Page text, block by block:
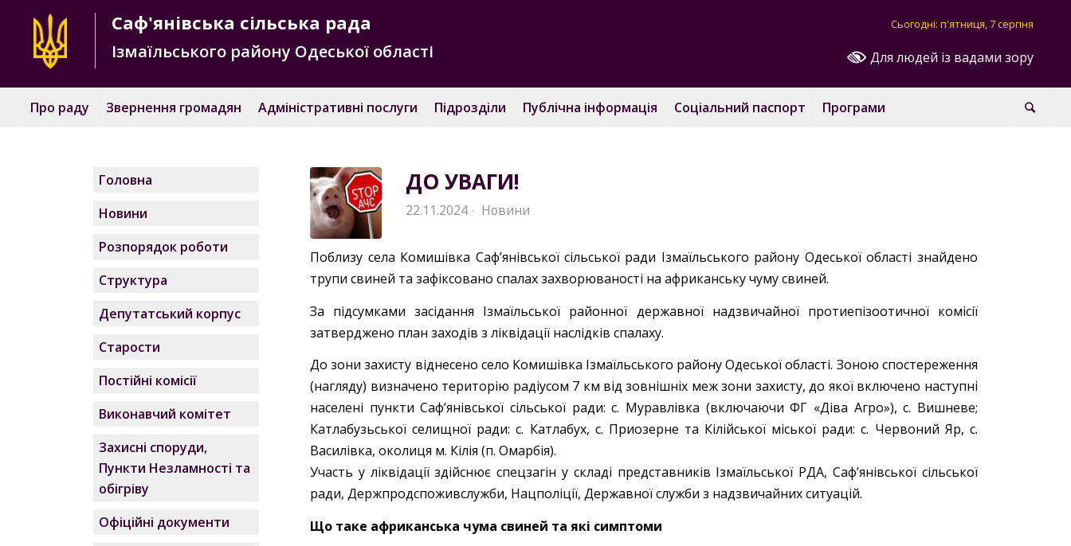
Для людей із вадами зору
Сьогодні: п'ятниця, 7 серпня
Саф'янівська сільська рада
Ізмаїльського району Одеської області
Про раду Звернення громадян Адміністративні послуги Підрозділи Публічна інформація Соціальний паспорт Програми
ДО УВАГИ!
22.11.2024 · Новини
Поблизу села Комишівка Саф’янівської сільської ради Ізмаїльського району Одеської області знайдено
трупи свиней та зафіксовано спалах захворюваності на африканську чуму свиней.
За підсумками засідання Ізмаїльської районної державної надзвичайної протиепізоотичної комісії
затверджено план заходів з ліквідації наслідків спалаху.
До зони захисту віднесено село Комишівка Ізмаїльського району Одеської області. Зоною спостереження
(нагляду) визначено територію радіусом 7 км від зовнішніх меж зони захисту, до якої включено наступні
населені пункти Саф’янівської сільської ради: с. Муравлівка (включаючи ФГ «Діва Агро»), с. Вишневе;
Катлабузьської селищної ради: с. Катлабух, с. Приозерне та Кілійської міської ради: с. Червоний Яр, с.
Василівка, околиця м. Кілія (п. Омарбія).
Участь у ліквідації здійснює спецзагін у складі представників Ізмаїльської РДА, Саф’янівської сільської
ради, Держпродспоживслужби, Нацполіції, Державної служби з надзвичайних ситуацій.
Що таке африканська чума свиней та які симптоми
Головна
Новини
Розпорядок роботи
Структура
Депутатський корпус
Старости
Постійні комісії
Виконавчий комітет
Захисні споруди,
Пункти Незламності та
обігріву
Офіційні документи